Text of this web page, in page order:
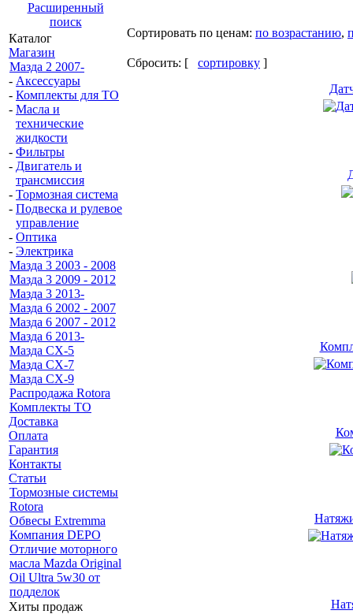
Расширенный
поиск
Каталог
Магазин
Мазда 2 2007-
- Аксессуары
- Комплекты для ТО
- Масла и
технические
жидкости
- Фильтры
- Двигатель и
трансмиссия
- Тормозная система
- Подвеска и рулевое
управление
- Оптика
- Электрика
Мазда 3 2003 - 2008
Мазда 3 2009 - 2012
Мазда 3 2013-
Мазда 6 2002 - 2007
Мазда 6 2007 - 2012
Мазда 6 2013-
Мазда CX-5
Мазда CX-7
Мазда СХ-9
Распродажа Rotora
Комплекты ТО
Доставка
Оплата
Гарантия
Контакты
Статьи
Тормозные системы
Rotora
Обвесы Extremma
Компания DEPO
Отличие моторного
масла Mazda Original
Oil Ultra 5w30 от
подделок
Хиты продаж
Cортировать по ценам: по возрастанию,
Сбросить: [ сортировку ]